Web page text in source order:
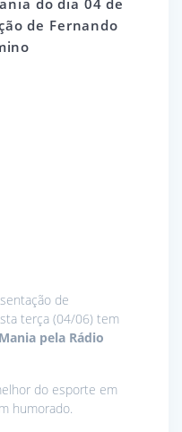
do dia 04 de
de Fernando
de
terça (04/06) tem
pela Rádio
do esporte em
humorado.